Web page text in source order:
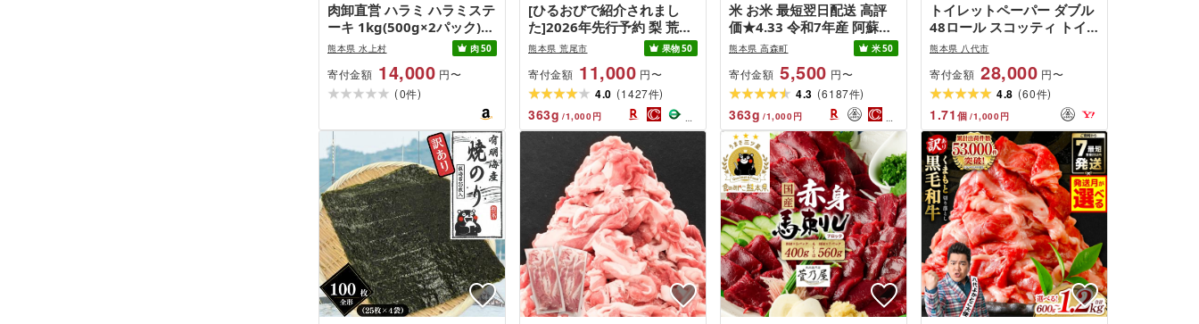
肉卸直営 ハラミ ハラミステ
ーキ 1kg(500g×2パック)
2〜3人前 焼肉 はらみ 牛は
らみ 厚切りハラミ 肉 牛肉
[肉卸厳選 究極の多汁感 極
厚ハラミステーキ1kg]
熊本県 水上村 肉50
寄付金額 14,000 円〜
(0件)
[ひるおびで紹介されまし
た]2026年先行予約 梨 荒尾
梨 約4kg または 約4.5kg〜
5kg なし フルーツ 果物 旬
[2026年8月下旬‐11月中旬
頃出荷]熊本県 荒尾市 旬の
梨 幸水 秋麗 豊水 あきづき
新高 など 合計8種のいずれ
か(品種指定不可)ジュース
熊本県 荒尾市 果物50
寄付金額 11,000 円〜
4.0 (1427件)
363g /1,000円
米 お米 最短翌日配送 高評
価★4.33 令和7年産 阿蘇だ
わら 選べる 容量 回数 (
2kg〜20kg / 無洗米・精
米・玄米・プレミアム / 1〜
12回 ) TVで紹介!ノンストッ
プで話題 最強配送 R7 熊本
県 高森町 白米 ブレンド米
2kg 5kg 10kg 15kg 20kg
熊本県 高森町 米50
寄付金額 5,500 円〜
4.3 (6187件)
363g /1,000円
トイレットペーパー ダブル
48ロール スコッティ トイ
レット
熊本県 八代市
寄付金額 28,000 円〜
4.8 (60件)
1.71 個 /1,000円